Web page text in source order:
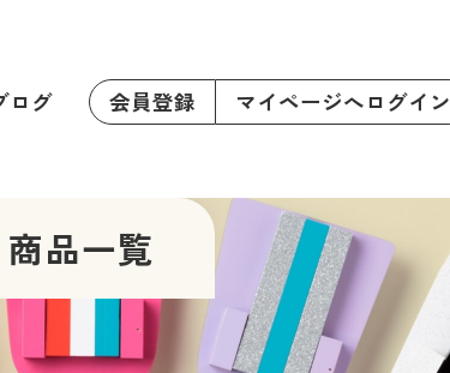
ログ 会員登録 マイページへログイン
商品一覧